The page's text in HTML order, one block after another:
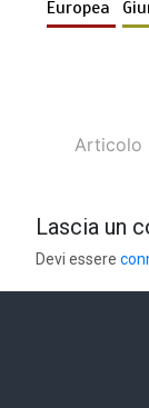
Europea
Articolo
Lascia un
Devi essere